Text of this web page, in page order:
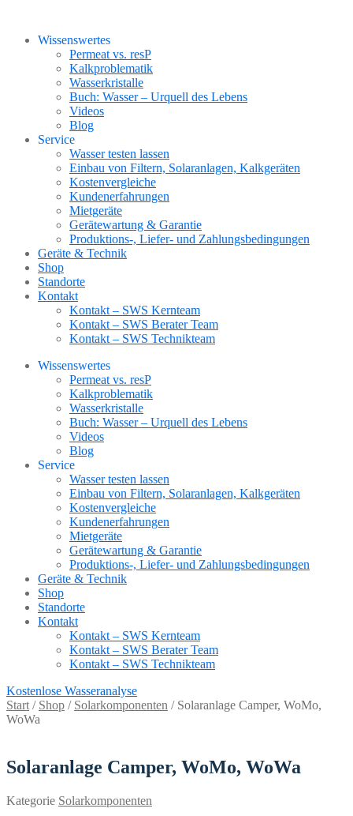
Wissenswertes
Permeat vs. resP
Kalkproblematik
Wasserkristalle
Buch: Wasser – Urquell des Lebens
Videos
Blog
Service
Wasser testen lassen
Einbau von Filtern, Solaranlagen, Kalkgeräten
Kostenvergleiche
Kundenerfahrungen
Mietgeräte
Gerätewartung & Garantie
Produktions-, Liefer- und Zahlungsbedingungen
Geräte & Technik
Shop
Standorte
Kontakt
Kontakt – SWS Kernteam
Kontakt – SWS Berater Team
Kontakt – SWS Technikteam
Wissenswertes
Permeat vs. resP
Kalkproblematik
Wasserkristalle
Buch: Wasser – Urquell des Lebens
Videos
Blog
Service
Wasser testen lassen
Einbau von Filtern, Solaranlagen, Kalkgeräten
Kostenvergleiche
Kundenerfahrungen
Mietgeräte
Gerätewartung & Garantie
Produktions-, Liefer- und Zahlungsbedingungen
Geräte & Technik
Shop
Standorte
Kontakt
Kontakt – SWS Kernteam
Kontakt – SWS Berater Team
Kontakt – SWS Technikteam
Kostenlose Wasseranalyse
Start / Shop / Solarkomponenten / Solaranlage Camper, WoMo,
WoWa
Solaranlage Camper, WoMo, WoWa
Kategorie Solarkomponenten